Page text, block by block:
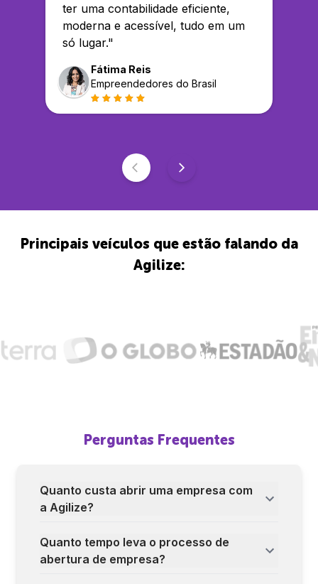
ter uma contabilidade eficiente,
moderna e acessível, tudo em um
só lugar."
Fátima Reis
Empreendedores do Brasil
Principais veículos que estão falando da
Agilize:
Perguntas Frequentes
Quanto custa abrir uma empresa com
a Agilize?
Quanto tempo leva o processo de
abertura de empresa?